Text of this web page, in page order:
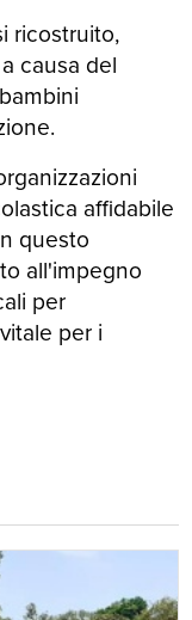
ricostruito,
causa del
affidabile
questo
all'impegno
per
per i